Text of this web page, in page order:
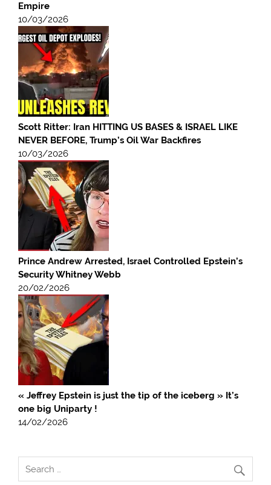
Empire
10/03/2026
Scott Ritter: Iran HITTING US BASES & ISRAEL LIKE
NEVER BEFORE, Trump’s Oil War Backfires
10/03/2026
Prince Andrew Arrested, Israel Controlled Epstein’s
Security Whitney Webb
20/02/2026
« Jeffrey Epstein is just the tip of the iceberg » It’s
one big Uniparty !
14/02/2026